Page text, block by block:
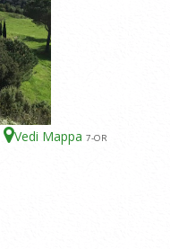
Vedi Mappa 7-OR